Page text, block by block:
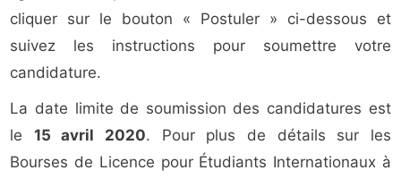
cliquer sur le bouton « Postuler » ci-dessous et
suivez les instructions pour soumettre votre
candidature.
La date limite de soumission des candidatures est
le 15 avril 2020. Pour plus de détails sur les
Bourses de Licence pour Étudiants Internationaux à